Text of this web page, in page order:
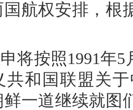
航权安排，根
将按照1991年
共和国联盟关
一道继续就图